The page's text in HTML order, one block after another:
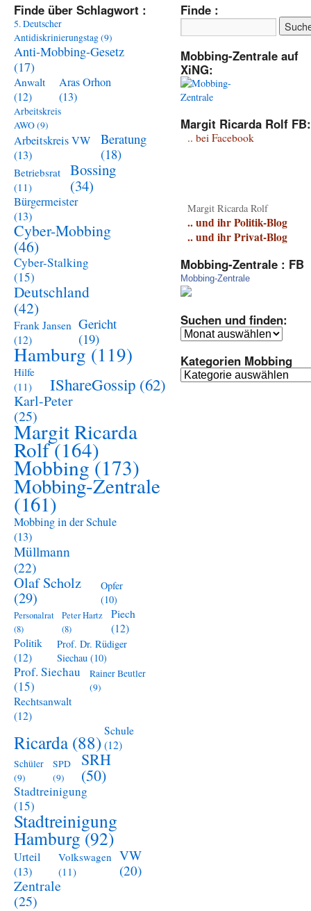
Finde über Schlagwort :
5. Deutscher
Antidiskrinierungstag(9)
Anti-Mobbing-Gesetz
(17)
Anwalt
(12)
Aras Orhon
(13)
Arbeitskreis
AWO(9)
Arbeitskreis VW
(13)
Beratung
(18)
Betriebsrat
(11)
Bossing
(34)
Bürgermeister
(13)
Cyber-Mobbing
(46)
Cyber-Stalking
(15)
Deutschland
(42)
Frank Jansen
(12)
Gericht
(19)
Hamburg (119)
Hilfe
(11)
IShareGossip (62)
Karl-Peter
(25)
Margit Ricarda
Rolf(164)
Mobbing(173)
Mobbing-Zentrale
(161)
Mobbing in der Schule
(13)
Müllmann
(22)
Olaf Scholz
(29)
Opfer
(10)
Personalrat
(8)
Peter Hartz
(8)
Piech
(12)
Politik
(12)
Prof. Dr. Rüdiger
Siechau (10)
Prof. Siechau
(15)
Rainer Beutler
(9)
Rechtsanwalt
(12)
Ricarda (88) Schule
(12)
Schüler
(9)
SPD
(9)
SRH
(50)
Stadtreinigung
(15)
Stadtreinigung
Hamburg(92)
Urteil
(13)
Volkswagen
(11)
VW
(20)
Zentrale
(25)
Finde :
Mobbing-Zentrale auf
XiNG:
Margit Ricarda Rolf FB:
.. bei Facebook
Margit Ricarda Rolf
.. und ihr Politik-Blog
.. und ihr Privat-Blog
Mobbing-Zentrale : FB
Mobbing-Zentrale
Suchen und finden:
Suchen
finden:
Kategorien Mobbing
Kategorien